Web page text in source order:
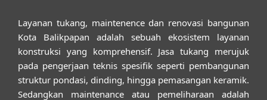
Layanan tukang, maintenence dan renovasi bangunan
Kota Balikpapan adalah sebuah ekosistem layanan
konstruksi yang komprehensif. Jasa tukang merujuk
pada pengerjaan teknis spesifik seperti pembangunan
struktur pondasi, dinding, hingga pemasangan keramik.
Sedangkan maintenance atau pemeliharaan adalah